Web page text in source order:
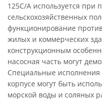
125C/A используется при
сельскохозяйственных
функционирование
жилых и коммерческих
конструкционным
насосная часть могут
Специальные исполнения
корпусе могут быть
морской воды и соляных